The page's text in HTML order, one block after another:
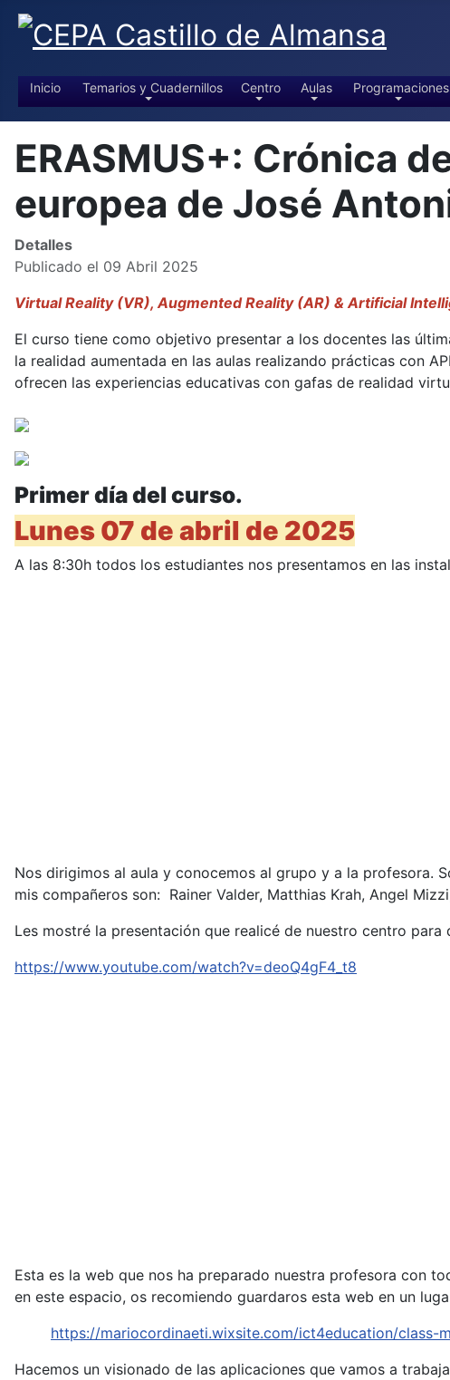
Inicio Temarios y Cuadernillos Centro Aulas Programaciones
ERASMUS+: Crónica
europea de José
Detalles
Publicado el 09 Abril 2025
Virtual Reality (VR), Augmented Reality (AR) & Artificial
El curso tiene como objetivo presentar a los docentes las
la realidad aumentada en las aulas realizando prácticas con
ofrecen las experiencias educativas con gafas de realidad
Primer día del curso.
Lunes 07 de abril de 2025
A las 8:30h todos los estudiantes nos presentamos en las
Nos dirigimos al aula y conocemos al grupo y a la profesora.
mis compañeros son: Rainer Valder, Matthias Krah, Angel
Les mostré la presentación que realicé de nuestro centro
https://www.youtube.com/watch?v=deoQ4gF4_t8
Esta es la web que nos ha preparado nuestra profesora con
en este espacio, os recomiendo guardaros esta web en un
https://mariocordinaeti.wixsite.com/ict4education/class-
Hacemos un visionado de las aplicaciones que vamos a